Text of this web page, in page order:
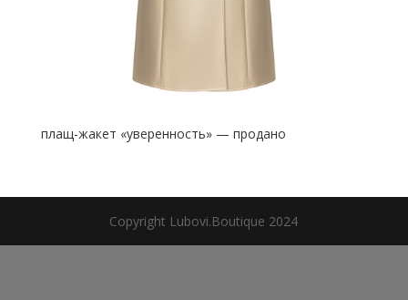
плащ-жакет «уверенность» — продано
Copyright Lubovi.Boutique 2024